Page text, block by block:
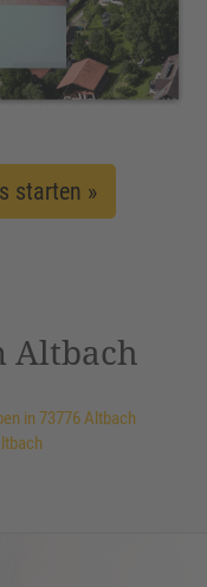
starten »
Altbach
in 73776 Altbach